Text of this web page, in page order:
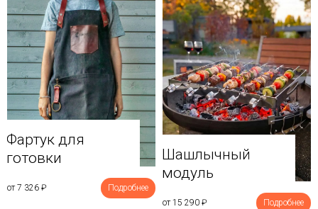
Фартук для
готовки
от 7 326 ₽ Подробнее
Шашлычный
модуль
от 15 290 ₽ Подробнее